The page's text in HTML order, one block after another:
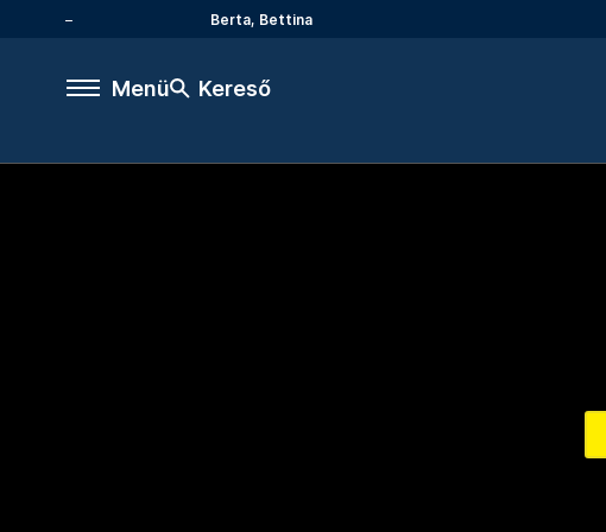
Berta, Bettina
Menü Kereső